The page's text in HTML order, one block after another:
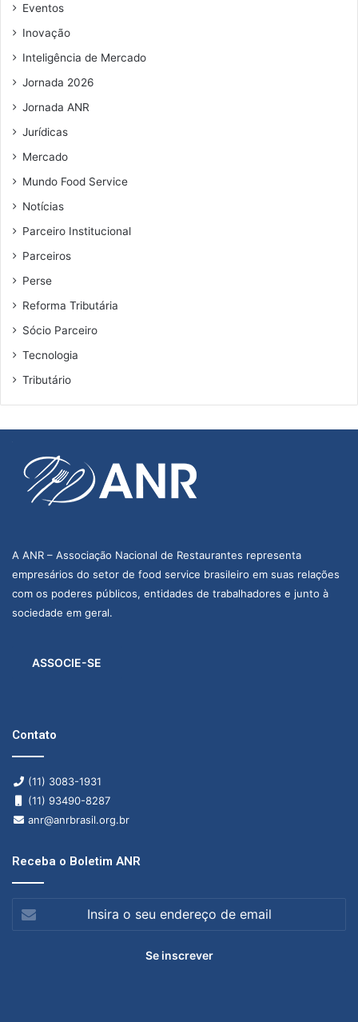
Eventos
Inovação
Inteligência de Mercado
Jornada 2026
Jornada ANR
Jurídicas
Mercado
Mundo Food Service
Notícias
Parceiro Institucional
Parceiros
Perse
Reforma Tributária
Sócio Parceiro
Tecnologia
Tributário
A ANR – Associação Nacional de Restaurantes representa
empresários do setor de food service brasileiro em suas relações
com os poderes públicos, entidades de trabalhadores e junto à
sociedade em geral.
ASSOCIE-SE
Contato
(11) 3083-1931
(11) 93490-8287
anr@anrbrasil.org.br
Receba o Boletim ANR